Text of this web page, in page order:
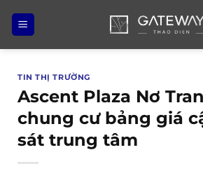
qua
nội
TIN THỊ TRƯỜNG
Ascent Plaza Nơ
chung cư bảng giá
sát trung tâm